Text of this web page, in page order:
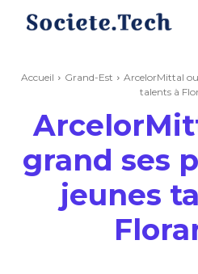
Accueil Grand-Est
ArcelorMittal
talents à
grand ses
jeunes